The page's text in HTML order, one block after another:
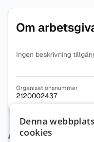
Om
Ingen beskrivning
Organisationsnummer
2120002437
Arbetsgivaren
Denna
cookies